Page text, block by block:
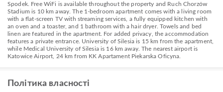
Spodek. Free WiFi is available throughout the property and Ruch Chorzów
Stadium is 10 km away. The 1-bedroom apartment comes with a living room
with a flat-screen TV with streaming services, a fully equipped kitchen with
an oven and a toaster, and 1 bathroom with a hair dryer. Towels and bed
linen are featured in the apartment. For added privacy, the accommodation
features a private entrance. University of Silesia is 15 km from the apartment,
while Medical University of Silesia is 16 km away. The nearest airport is
Katowice Airport, 24 km from KK Apartament Piekarska Oficyna.
Політика власності